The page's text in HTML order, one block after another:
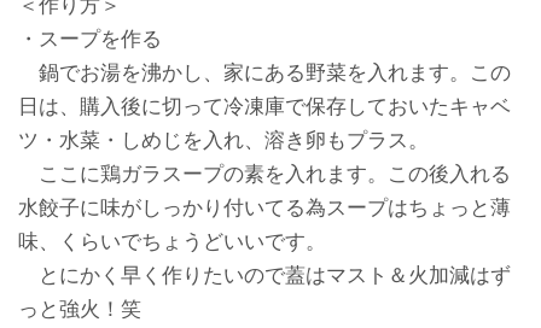
・スープを作る
鍋でお湯を沸かし、家にある野菜を入れます。この
日は、購入後に切って冷凍庫で保存しておいたキャベ
ツ・水菜・しめじを入れ、溶き卵もプラス。
ここに鶏ガラスープの素を入れます。この後入れる
水餃子に味がしっかり付いてる為スープはちょっと薄
味、くらいでちょうどいいです。
とにかく早く作りたいので蓋はマスト＆火加減はず
っと強火！笑